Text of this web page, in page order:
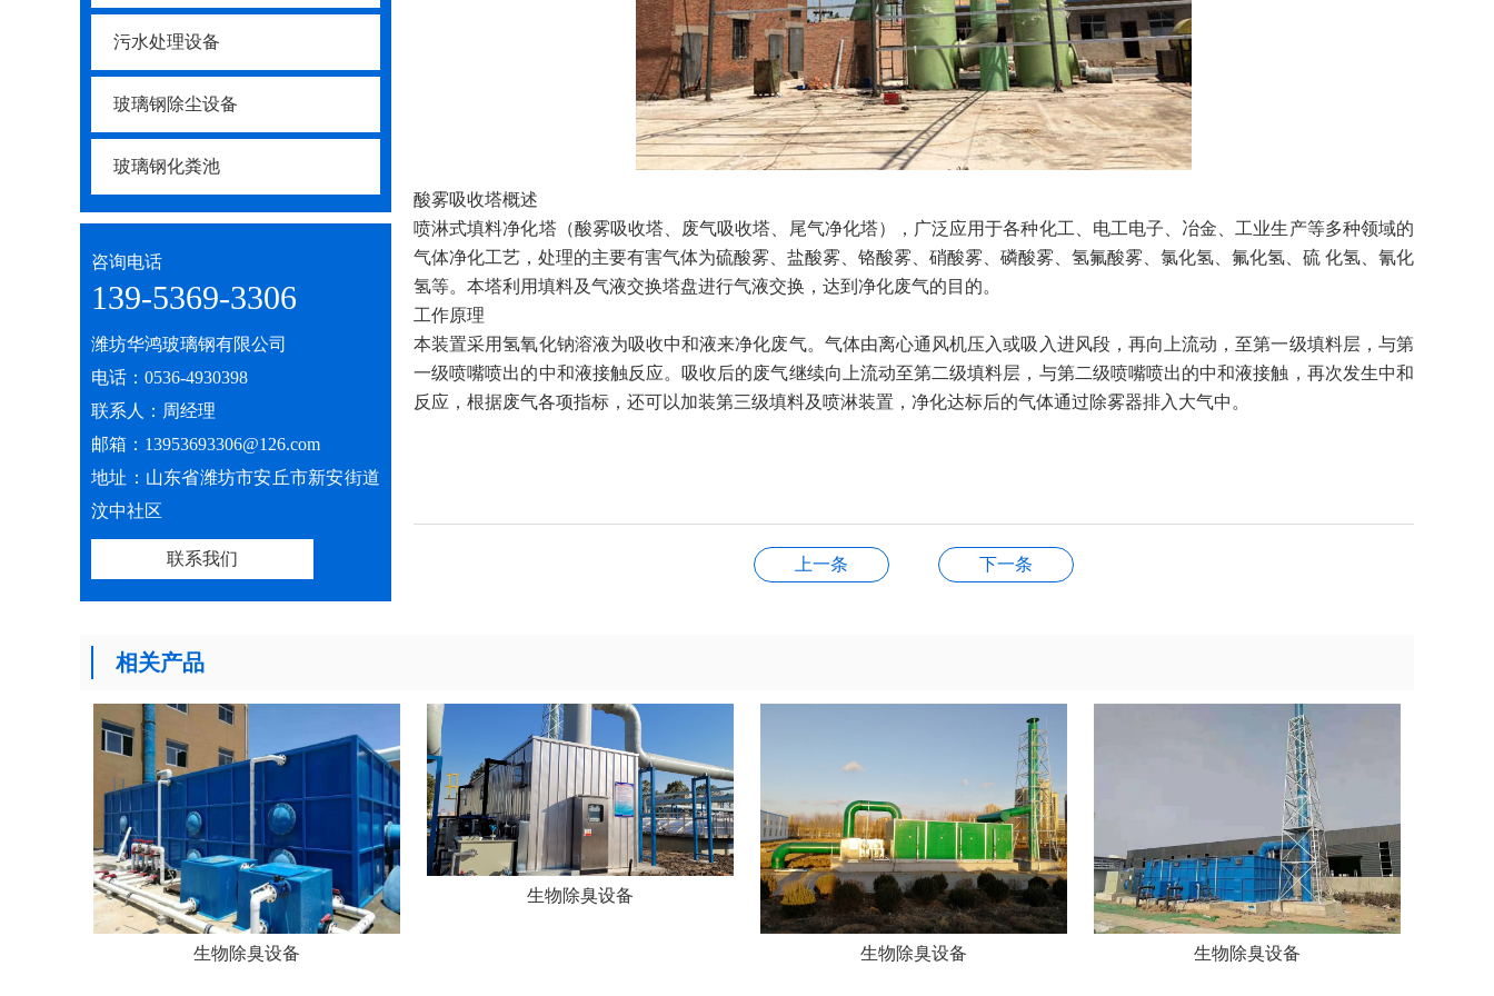
污水处理设备
玻璃钢除尘设备
玻璃钢化粪池
咨询电话
139-5369-3306
潍坊华鸿玻璃钢有限公司
电话：0536-4930398
联系人：周经理
邮箱：13953693306@126.com
地址：山东省潍坊市安丘市新安街道
汶中社区
联系我们
酸雾吸收塔概述
喷淋式填料净化塔（酸雾吸收塔、废气吸收塔、尾气净化塔），广泛应用于各种化工、电工电子、冶金、工业生产等多种领域的
气体净化工艺，处理的主要有害气体为硫酸雾、盐酸雾、铬酸雾、硝酸雾、磷酸雾、氢氟酸雾、氯化氢、氟化氢、硫 化氢、氰化
氢等。本塔利用填料及气液交换塔盘进行气液交换，达到净化废气的目的。
工作原理
本装置采用氢氧化钠溶液为吸收中和液来净化废气。气体由离心通风机压入或吸入进风段，再向上流动，至第一级填料层，与第
一级喷嘴喷出的中和液接触反应。吸收后的废气继续向上流动至第二级填料层，与第二级喷嘴喷出的中和液接触，再次发生中和
反应，根据废气各项指标，还可以加装第三级填料及喷淋装置，净化达标后的气体通过除雾器排入大气中。
上一条 下一条
相关产品
生物除臭设备
生物除臭设备
生物除臭设备 生物除臭设备